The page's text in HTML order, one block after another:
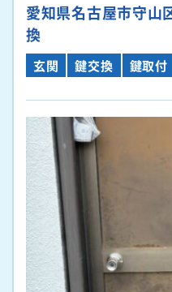
愛知県名古屋市守
換
玄関 鍵交換 鍵取付